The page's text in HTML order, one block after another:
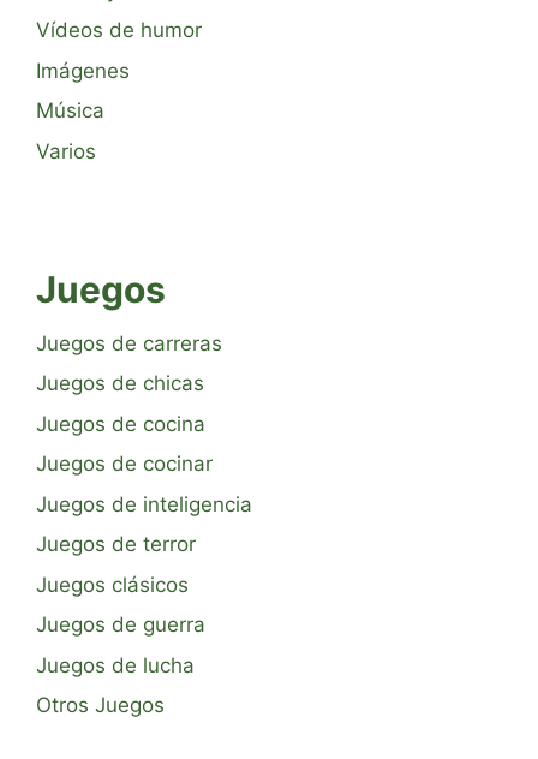
Vídeos de humor
Imágenes
Música
Varios
Juegos
Juegos de carreras
Juegos de chicas
Juegos de cocina
Juegos de cocinar
Juegos de inteligencia
Juegos de terror
Juegos clásicos
Juegos de guerra
Juegos de lucha
Otros Juegos